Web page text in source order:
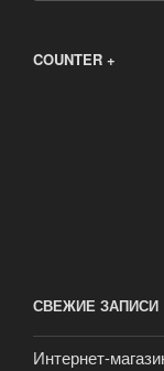
COUNTER +
СВЕЖИЕ ЗАПИСИ
Интернет-